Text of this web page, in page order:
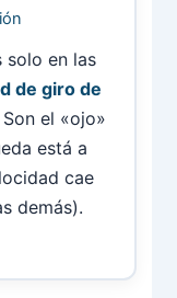
solo en las
de giro de
el «ojo»
está a
cae
demás).